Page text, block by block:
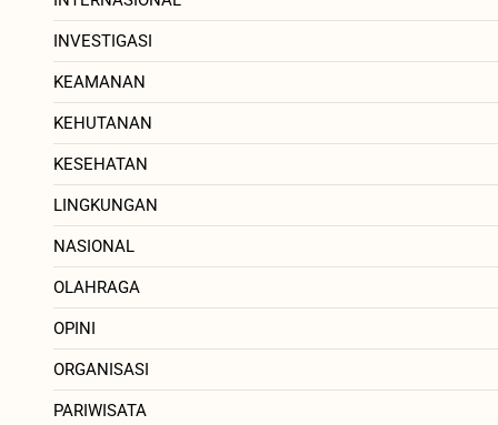
INVESTIGASI
KEAMANAN
KEHUTANAN
KESEHATAN
LINGKUNGAN
NASIONAL
OLAHRAGA
OPINI
ORGANISASI
PARIWISATA